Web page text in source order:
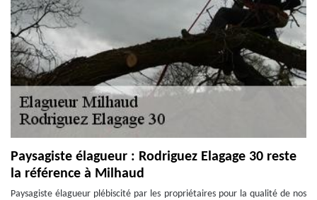
Paysagiste élagueur : Rodriguez Elagage 30 reste
la référence à Milhaud
Paysagiste élagueur plébiscité par les propriétaires pour la qualité de nos